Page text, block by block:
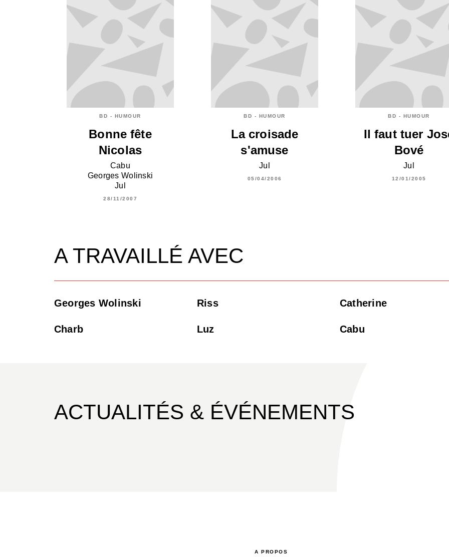
BD - HUMOUR
Bonne fête
Nicolas
Cabu
Georges Wolinski
Jul
28/11/2007
BD - HUMOUR
La croisade
s'amuse
Jul
05/04/2006
BD - HUMOUR
Il faut tuer
Bové
Jul
12/01/2005
A TRAVAILLÉ AVEC
Georges Wolinski Riss Catherine
Charb Luz Cabu
ACTUALITÉS & ÉVÉNEMENTS
A PROPOS